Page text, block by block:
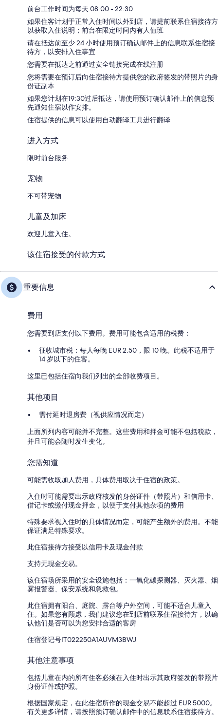
前台工作时间为每天 08:00 - 22:30
如果住客计划于正常入住时间以外到店，请提前联系住宿接待方
以获取入住说明；前台在限定时间内有人值班
请在抵达前至少 24 小时使用预订确认邮件上的信息联系住宿接
待方，以安排入住事宜
您需要在抵达之前通过安全链接完成在线注册
您将需要在预订后向住宿接待方提供您的政府签发的带照片的身
份证副本
如果您计划在19:30过后抵达，请使用预订确认邮件上的信息预
先通知住宿以作安排。
住宿提供的信息可以使用自动翻译工具进行翻译
进入方式
限时前台服务
宠物
不可带宠物
儿童及加床
欢迎儿童入住。
该住宿接受的付款方式
重要信息
费用
您需要到店支付以下费用。费用可能包含适用的税费：
征收城市税：每人每晚 EUR 2.50，限 10 晚。此税不适用于
14 岁以下的住客。
这里已包括住宿向我们列出的全部收费项目。
其他项目
需付延时退房费（视供应情况而定）
上面所列内容可能并不完整。这些费用和押金可能不包括税款，
并且可能会随时发生变化。
您需知道
可能需收取加人费用，具体费用取决于住宿的政策。
入住时可能需要出示政府核发的身份证件（带照片）和信用卡、
借记卡或缴付现金押金，以便于支付其他杂项的费用
特殊要求视入住时的具体情况而定，可能产生额外的费用。不能
保证满足特殊要求。
此住宿接待方接受以信用卡及现金付款
支持无现金交易。
该住宿场所采用的安全设施包括：一氧化碳探测器、灭火器、烟
雾报警器、保安系统和急救包。
此住宿拥有阳台、庭院、露台等户外空间，可能不适合儿童入
住。如果您有顾虑，我们建议您在到店前联系住宿接待方，以确
认他们是否可以为您安排合适的客房
住宿登记号IT022250A1AUVM3BWJ
其他注意事项
包括儿童在内的所有住客必须在入住时出示其政府签发的带照片
身份证件或护照。
根据国家规定，在此住宿所作的现金交易不能超过 EUR 5000。
有关更多详情，请按照预订确认邮件中的信息联系住宿接待方。